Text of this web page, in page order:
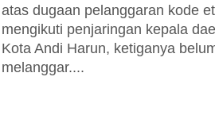
atas dugaan pelanggaran kode
mengikuti penjaringan kepala
Kota Andi Harun, ketiganya
melanggar....